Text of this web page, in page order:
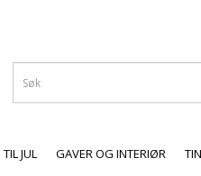
JUL GAVER OG INTERIØR